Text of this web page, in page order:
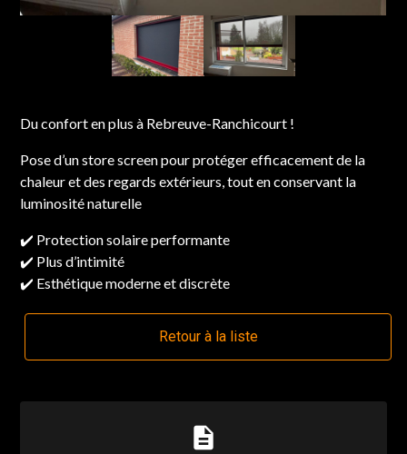
Du confort en plus à Rebreuve-Ranchicourt !
Pose d’un store screen pour protéger efficacement de la
chaleur et des regards extérieurs, tout en conservant la
luminosité naturelle
✔️ Protection solaire performante
✔️ Plus d’intimité
✔️ Esthétique moderne et discrète
Retour à la liste
description